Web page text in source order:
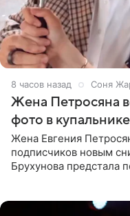
8 часов назад Соня
Жена Петросяна
фото в
Жена Евгения
подписчиков новым
Брухунова предстала